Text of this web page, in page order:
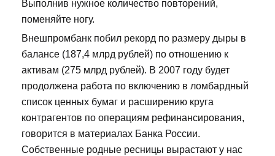
Выполнив нужное количество повторений,
поменяйте ногу.
Внешпромбанк побил рекорд по размеру дыры в
балансе (187,4 млрд рублей) по отношению к
активам (275 млрд рублей). В 2007 году будет
продолжена работа по включению в ломбардный
список ценных бумаг и расширению круга
контрагентов по операциям рефинансирования,
говорится в материалах Банка России.
Собственные родные ресницы вырастают у нас